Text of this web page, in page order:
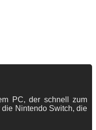
PC, der schnell zum
Nintendo Switch, die